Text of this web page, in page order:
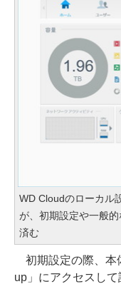
WD Cloudのローカル
が、初期設定や一般
済む
初期設定の際、本
up」にアクセスし